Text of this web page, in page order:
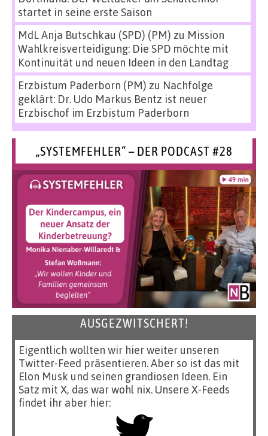
startet in seine erste Saison
MdL Anja Butschkau (SPD) (PM) zu Mission
Wahlkreisverteidigung: Die SPD möchte mit
Kontinuität und neuen Ideen in den Landtag
Erzbistum Paderborn (PM) zu Nachfolge
geklärt: Dr. Udo Markus Bentz ist neuer
Erzbischof im Erzbistum Paderborn
„SYSTEMFEHLER“ – DER PODCAST #28
AUSGEZWITSCHERT!
Eigentlich wollten wir hier weiter unseren
Twitter-Feed präsentieren. Aber so ist das mit
Elon Musk und seinen grandiosen Ideen. Ein
Satz mit X, das war wohl nix. Unsere X-Feeds
findet ihr aber hier: